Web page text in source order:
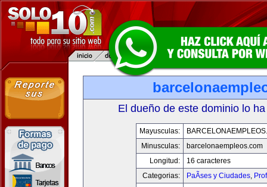
El dueño de este dominio lo
Mayusculas:
Minusculas:
barcelonaempleos.com
Longitud:
16 caracteres
Categorias:
PaÃ­ses y Ciudades,